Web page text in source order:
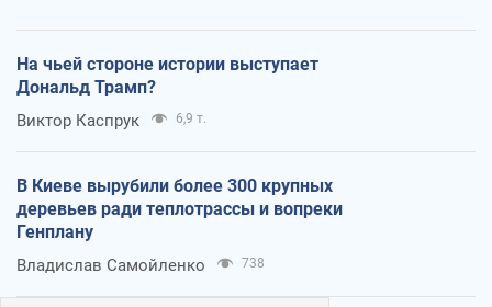
На чьей стороне истории выступает
Дональд Трамп?
Виктор Каспрук 6,9 т.
В Киеве вырубили более 300 крупных
деревьев ради теплотрассы и вопреки
Генплану
Владислав Самойленко 738